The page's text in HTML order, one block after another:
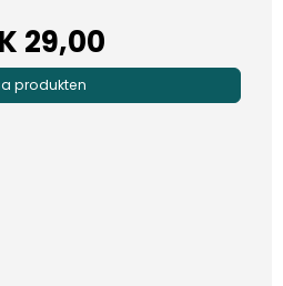
29,00
produkten